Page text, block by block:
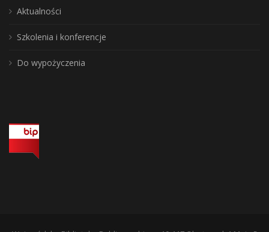
Aktualności
Szkolenia i konferencje
Do wypożyczenia